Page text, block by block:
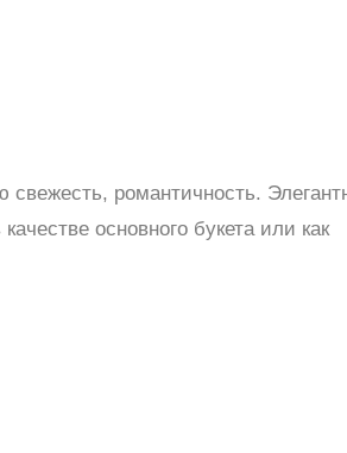
свежесть, романтичность.
основного букета или как